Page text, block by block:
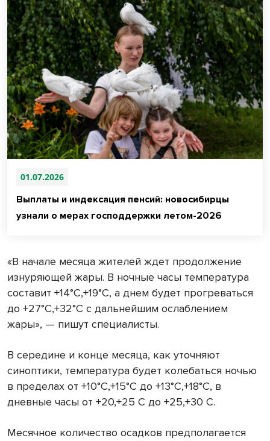
01.07.2026
Выплаты и индексация пенсий: новосибирцы
узнали о мерах господдержки летом-2026
«В начале месяца жителей ждет продолжение
изнуряющей жары. В ночные часы температура
составит +14°С,+19°С, а днем будет прогреваться
до +27°С,+32°С с дальнейшим ослаблением
жары», — пишут специалисты.
В середине и конце месяца, как уточняют
синоптики, температура будет колебаться ночью
в пределах от +10°С,+15°С до +13°С,+18°С, в
дневные часы от +20,+25 С до +25,+30 С.
Месячное количество осадков предполагается